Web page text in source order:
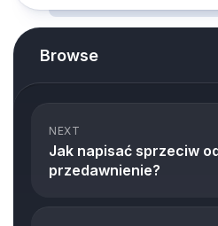
Browse
NEXT
Jak napisać sprzeciw
przedawnienie?